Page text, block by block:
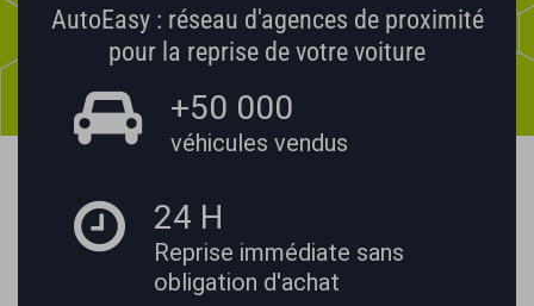
AutoEasy : réseau d'agences de proximité
pour la reprise de votre voiture
+50 000
véhicules vendus
24 H
Reprise immédiate sans
obligation d'achat